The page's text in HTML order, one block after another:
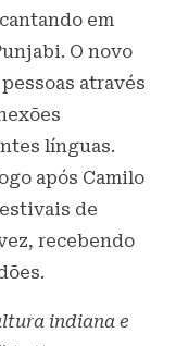
em
O novo
através
línguas.
após Camilo
de
recebendo
indiana e